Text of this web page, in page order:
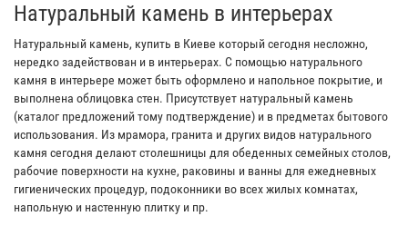
Натуральный камень в интерьерах
Натуральный камень, купить в Киеве который сегодня несложно,
нередко задействован и в интерьерах. С помощью натурального
камня в интерьере может быть оформлено и напольное покрытие, и
выполнена облицовка стен. Присутствует натуральный камень
(каталог предложений тому подтверждение) и в предметах бытового
использования. Из мрамора, гранита и других видов натурального
камня сегодня делают столешницы для обеденных семейных столов,
рабочие поверхности на кухне, раковины и ванны для ежедневных
гигиенических процедур, подоконники во всех жилых комнатах,
напольную и настенную плитку и пр.